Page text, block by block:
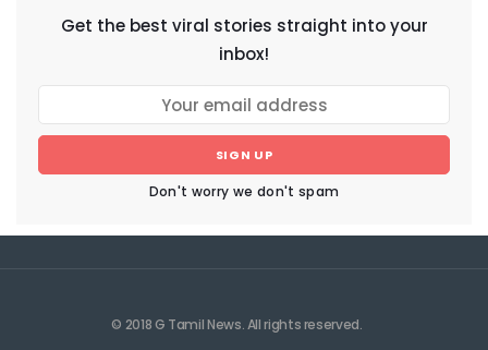
Get the best viral stories straight into your
inbox!
SIGN UP
Don't worry we don't spam
© 2018 G Tamil News. All rights reserved.